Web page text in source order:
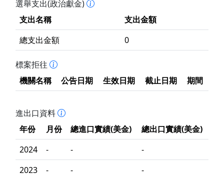
選舉支出(政治獻金)
支出名稱
支出金額
總支出金額
0
標案拒往
機關名稱
公告日期 生效日期 截止日期 期間
進出口資料
年份
月份 總進口實績(美金)
總出口實績(美金)
2024
- -
-
2023
- -
-